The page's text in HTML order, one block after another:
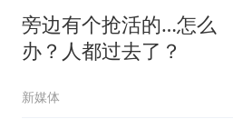
旁边有个抢活的…怎么
办？人都过去了？
新媒体